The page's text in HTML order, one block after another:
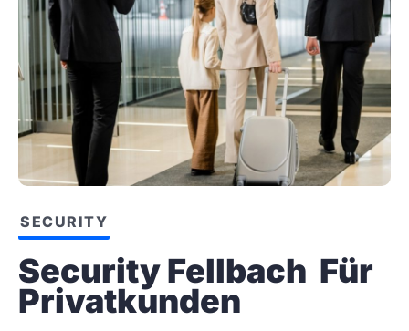
SECURITY
Security Fellbach  Für
Privatkunden